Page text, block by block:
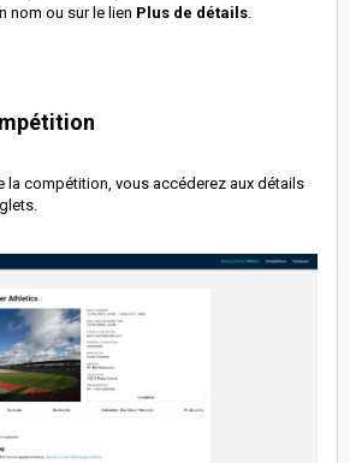
nom ou sur le lien Plus de détails
la compétition, vous accéderez aux détails